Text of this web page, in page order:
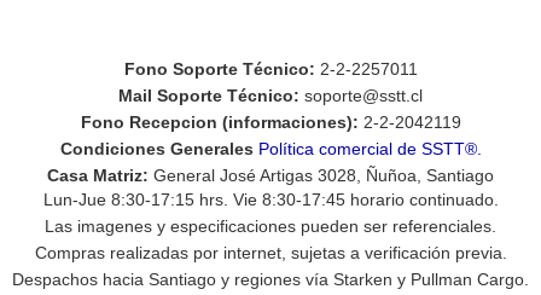
- Consume 3w.
- 5 Voltios DC, fuente incluidas.
- Garantía: 1 año
Fono Soporte Técnico: 2-2-2257011
Mail Soporte Técnico: soporte@sstt.cl
Fono Recepcion (informaciones): 2-2-2042119
Condiciones Generales Política comercial de SSTT®.
Casa Matriz: General José Artigas 3028, Ñuñoa, Santiago
Lun-Jue 8:30-17:15 hrs. Vie 8:30-17:45 horario continuado.
Las imagenes y especificaciones pueden ser referenciales.
Compras realizadas por internet, sujetas a verificación previa.
Despachos hacia Santiago y regiones vía Starken y Pullman Cargo.